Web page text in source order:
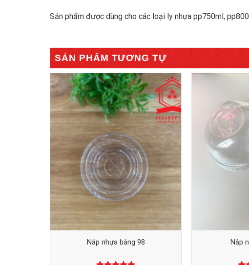
Sản phẩm được dùng cho các loại ly nhựa pp750ml,
SẢN PHẨM TƯƠNG TỰ
Nắp nhựa bằng 98 Nắp